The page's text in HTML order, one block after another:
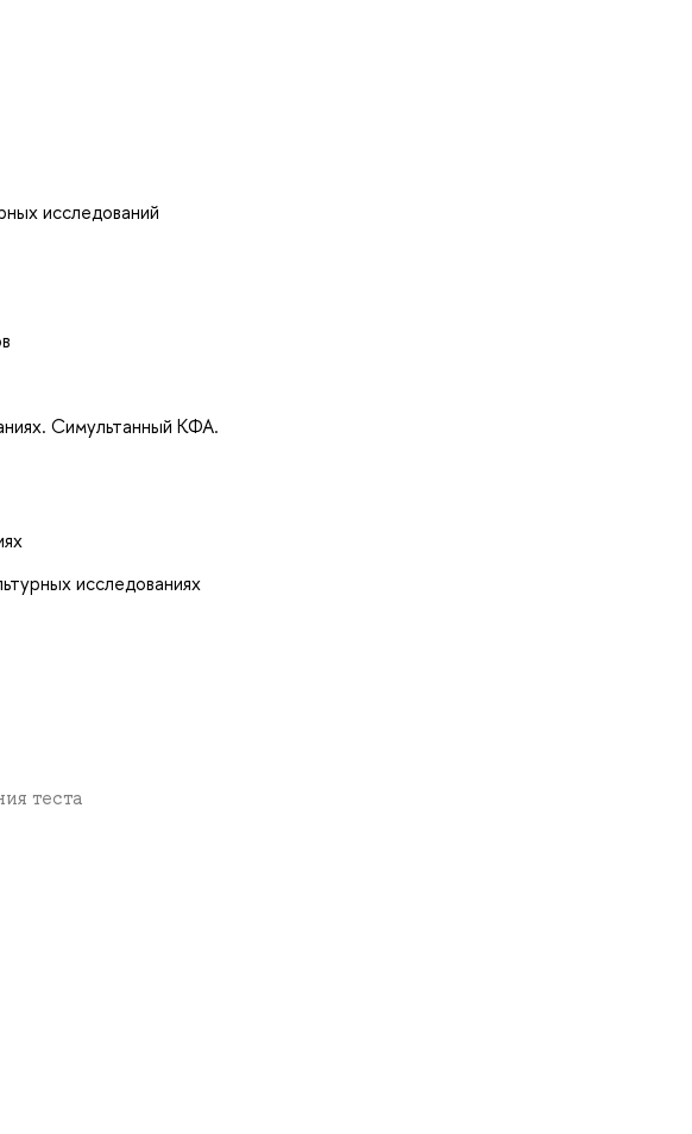
исследований
Симультанный КФА.
исследованиях
теста